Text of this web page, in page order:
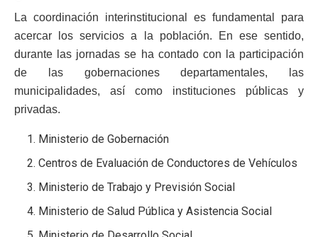
La coordinación interinstitucional es fundamental para
acercar los servicios a la población. En ese sentido,
durante las jornadas se ha contado con la participación
de las gobernaciones departamentales, las
municipalidades, así como instituciones públicas y
privadas.
Ministerio de Gobernación
Centros de Evaluación de Conductores de Vehículos
Ministerio de Trabajo y Previsión Social
Ministerio de Salud Pública y Asistencia Social